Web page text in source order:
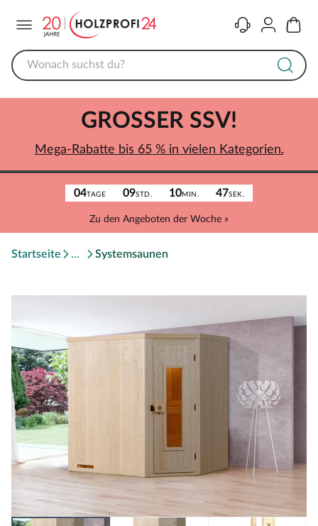
KontaktKonto
04TAGE 09STD. 10MIN. 47SEK.
Zu den Angeboten der Woche »
GROSSER SSV!
Mega-Rabatte bis 65 % in vielen Kategorien.
Startseite Systemsaunen